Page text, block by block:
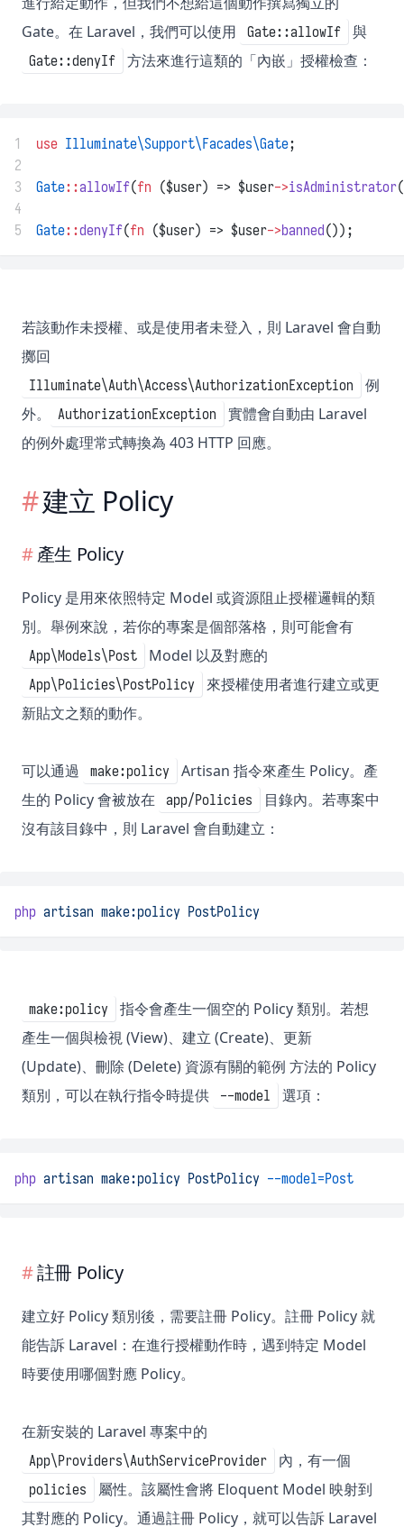
Gate。在 Laravel，我們可以使用
Gate::allowIf 與
Gate::denyIf 方法來進行這類的「內嵌」授權檢查：
1 use Illuminate\Support\Facades\Gate;
2
3
Gate::allowIf(fn ($user) => $user->isAdministrator
4
5
Gate::denyIf(fn ($user) => $user->banned());
若該動作未授權、或是使用者未登入，則 Laravel 會自動
擲回
Illuminate\Auth\Access\AuthorizationException
例
外。
AuthorizationException
實體會自動由 Laravel
的例外處理常式轉換為 403 HTTP 回應。
建立 Policy
產生 Policy
Policy 是用來依照特定 Model 或資源阻止授權邏輯的類
別。舉例來說，若你的專案是個部落格，則可能會有
App\Models\Post Model 以及對應的
App\Policies\PostPolicy
來授權使用者進行建立或更
新貼文之類的動作。
可以通過 make:policy
Artisan 指令來產生 Policy。產
生的 Policy 會被放在
app/Policies
目錄內。若專案中
沒有該目錄中，則 Laravel 會自動建立：
php artisan make:policy PostPolicy
make:policy
指令會產生一個空的 Policy 類別。若想
產生一個與檢視 (View)、建立 (Create)、更新
(Update)、刪除 (Delete) 資源有關的範例 方法的 Policy
類別，可以在執行指令時提供
--model 選項：
php artisan make:policy PostPolicy --model=Post
註冊 Policy
建立好 Policy 類別後，需要註冊 Policy。註冊 Policy 就
能告訴 Laravel：在進行授權動作時，遇到特定 Model
時要使用哪個對應 Policy。
在新安裝的 Laravel 專案中的
App\Providers\AuthServiceProvider 內，有一個
policies
屬性。該屬性會將 Eloquent Model 映射到
其對應的 Policy。通過註冊 Policy，就可以告訴 Laravel